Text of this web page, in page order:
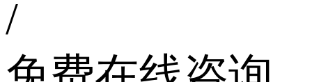
/